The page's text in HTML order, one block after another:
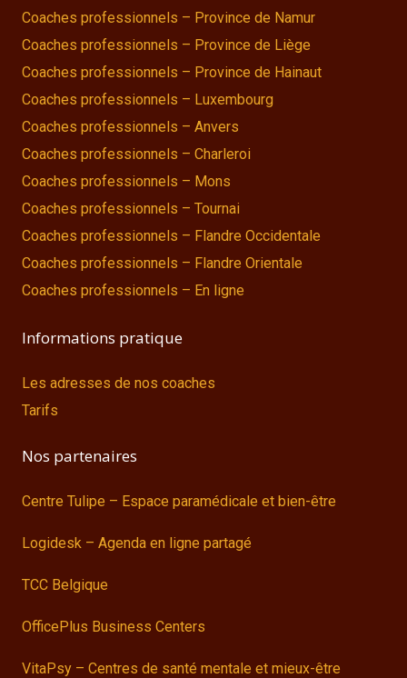
Coaches professionnels – Province de Namur
Coaches professionnels – Province de Liège
Coaches professionnels – Province de Hainaut
Coaches professionnels – Luxembourg
Coaches professionnels – Anvers
Coaches professionnels – Charleroi
Coaches professionnels – Mons
Coaches professionnels – Tournai
Coaches professionnels – Flandre Occidentale
Coaches professionnels – Flandre Orientale
Coaches professionnels – En ligne
Informations pratique
Les adresses de nos coaches
Tarifs
Nos partenaires
Centre Tulipe – Espace paramédicale et bien-être
Logidesk – Agenda en ligne partagé
TCC Belgique
OfficePlus Business Centers
VitaPsy – Centres de santé mentale et mieux-être